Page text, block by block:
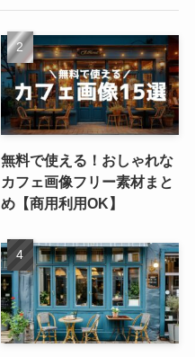
無料で使える！おしゃれな
カフェ画像フリー素材まと
め【商用利用OK】